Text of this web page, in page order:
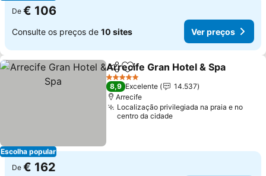
De € 106
Consulte os preços de 10 sites Ver preços
Escolha popular
PartilharAdicionar aos favoritos
Arrecife Gran Hotel & Spa
5 Estrelas
8,9 Excelente
14.537
Arrecife
Localização privilegiada na praia e no
centro da cidade
De € 162